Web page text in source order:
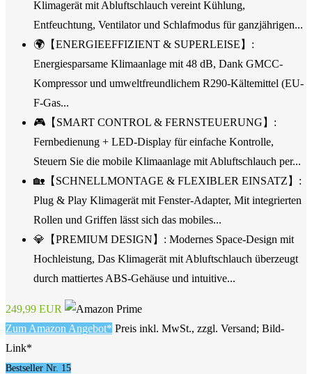
Klimagerät mit Abluftschlauch vereint Kühlung,
Entfeuchtung, Ventilator und Schlafmodus für ganzjährigen...
🌍【ENERGIEEFFIZIENT & SUPERLEISE】:
Energiesparsame Klimaanlage mit 48 dB, Dank GMCC-
Kompressor und umweltfreundlichem R290-Kältemittel (EU-
F-Gas...
🎮【SMART CONTROL & FERNSTEUERUNG】:
Fernbedienung + LED-Display für einfache Kontrolle,
Steuern Sie die mobile Klimaanlage mit Abluftschlauch per...
🏡【SCHNELLMONTAGE & FLEXIBLER EINSATZ】:
Plug & Play Klimagerät mit Fenster-Adapter, Mit integrierten
Rollen und Griffen lässt sich das mobiles...
💎【PREMIUM DESIGN】: Modernes Space-Design mit
Hochleistung, Das Klimagerät mit Abluftschlauch überzeugt
durch mattiertes ABS-Gehäuse und intuitive...
249,99 EUR
Zum Amazon Angebot* Preis inkl. MwSt., zzgl. Versand; Bild-
Link*
Bestseller Nr. 15